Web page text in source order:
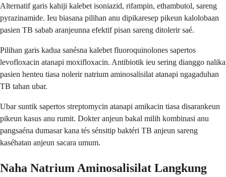
Alternatif garis kahiji kalebet isoniazid, rifampin, ethambutol, sareng
pyrazinamide. Ieu biasana pilihan anu dipikaresep pikeun kalolobaan
pasien TB sabab aranjeunna efektif pisan sareng ditolerir saé.
Pilihan garis kadua sanésna kalebet fluoroquinolones sapertos
levofloxacin atanapi moxifloxacin. Antibiotik ieu sering dianggo nalika
pasien henteu tiasa nolerir natrium aminosalisilat atanapi ngagaduhan
TB tahan ubar.
Ubar suntik sapertos streptomycin atanapi amikacin tiasa disarankeun
pikeun kasus anu rumit. Dokter anjeun bakal milih kombinasi anu
pangsaéna dumasar kana tés sénsitip baktéri TB anjeun sareng
kaséhatan anjeun sacara umum.
Naha Natrium Aminosalisilat Langkung